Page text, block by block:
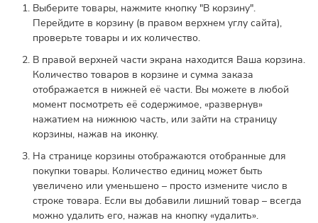
Выберите товары, нажмите кнопку "В корзину".
Перейдите в корзину (в правом верхнем углу сайта),
проверьте товары и их количество.
В правой верхней части экрана находится Ваша корзина.
Количество товаров в корзине и сумма заказа
отображается в нижней её части. Вы можете в любой
момент посмотреть её содержимое, «развернув»
нажатием на нижнюю часть, или зайти на страницу
корзины, нажав на иконку.
На странице корзины отображаются отобранные для
покупки товары. Количество единиц может быть
увеличено или уменьшено – просто измените число в
строке товара. Если вы добавили лишний товар – всегда
можно удалить его, нажав на кнопку «удалить».